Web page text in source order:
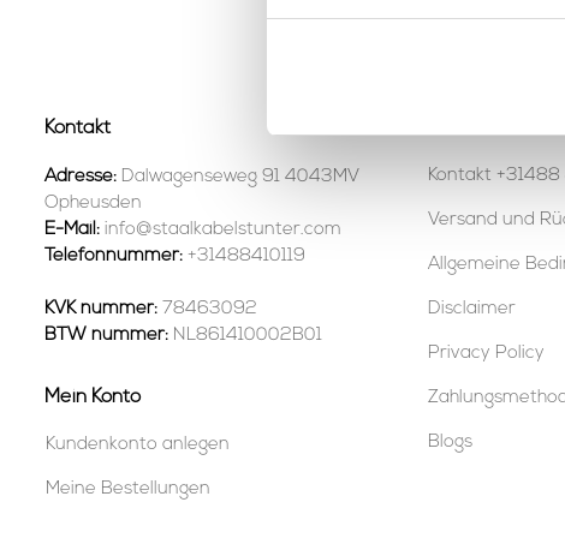
Kontakt
Adresse: Dalwagenseweg 91 4043MV
Opheusden
E-Mail: info@staalkabelstunter.com
Telefonnummer: +31488410119
KVK nummer: 78463092
BTW nummer: NL861410002B01
Mein Konto
Kundenkonto anlegen
Meine Bestellungen
Kontakt +31488
Versand und
Allgemeine
Disclaimer
Privacy Policy
Blogs